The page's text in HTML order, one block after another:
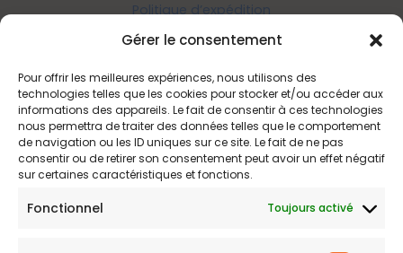
Gérer le consentement
Pour offrir les meilleures expériences, nous utilisons des
technologies telles que les cookies pour stocker et/ou accéder aux
informations des appareils. Le fait de consentir à ces technologies
nous permettra de traiter des données telles que le comportement
de navigation ou les ID uniques sur ce site. Le fait de ne pas
consentir ou de retirer son consentement peut avoir un effet négatif
sur certaines caractéristiques et fonctions.
Fonctionnel Toujours activé
Politique d’expédition
Politique de confidentialité
Conditions générales de vente et d’utilisation
Bijouterie en ligne
beautés scintillantes. Une question sur nos bijoux ou une